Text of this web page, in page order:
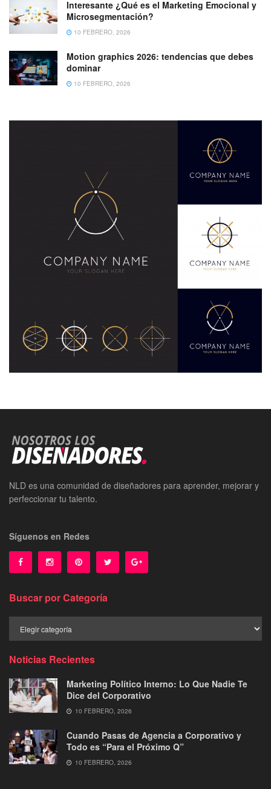
Interesante ¿Qué es el Marketing Emocional y
Microsegmentación?
10 FEBRERO, 2026
Motion graphics 2026: tendencias que debes
dominar
10 FEBRERO, 2026
NLD es una comunidad de diseñadores para aprender, mejorar y
perfeccionar tu talento.
Síguenos en Redes
Buscar por Categoría
por
Noticias Recientes
Marketing Político Interno: Lo Que Nadie Te
Dice del Corporativo
10 FEBRERO, 2026
Cuando Pasas de Agencia a Corporativo y
Todo es “Para el Próximo Q”
10 FEBRERO, 2026